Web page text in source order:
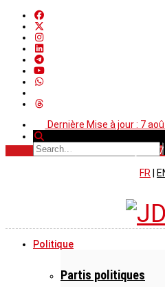
Dernière Mise à jour : 7
Dernière Mise à jour :
FR
Politique
Partis politiques